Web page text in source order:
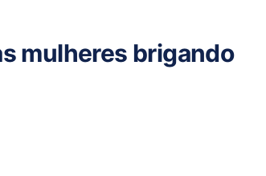
mulheres brigando